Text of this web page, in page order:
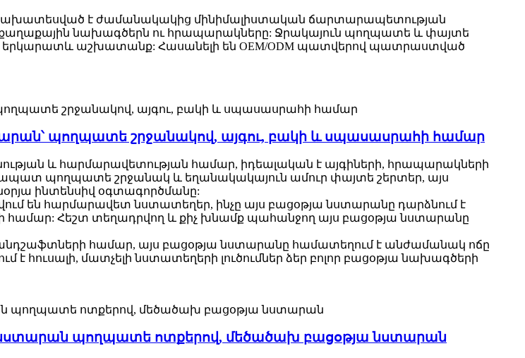
նախատեսված է ժամանակակից մինիմալիստական ​​ճարտարապետության
քաղաքային նախագծերն ու հրապարակները: Ջրակայուն պողպատե և փայտե
երկարատև աշխատանք: Հասանելի են OEM/ODM պատվերով պատրաստված
պողպատե շրջանակով, այգու, բակի և սպասասրահի համար
և հարմարավետության համար, իդեալական է այգիների, հրապարակների
պողպատե շրջանակ և եղանակակայուն ամուր փայտե շերտեր, այս
ինտենսիվ օգտագործմանը:
են հարմարավետ նստատեղեր, ինչը այս բացօթյա նստարանը դարձնում է
համար: Հեշտ տեղադրվող և քիչ խնամք պահանջող այս բացօթյա նստարանը
համար, այս բացօթյա նստարանը համատեղում է անժամանակ ոճը
հուսալի, մատչելի նստատեղերի լուծումներ ձեր բոլոր բացօթյա նախագծերի
պողպատե ոտքերով, մեծածախ բացօթյա նստարան